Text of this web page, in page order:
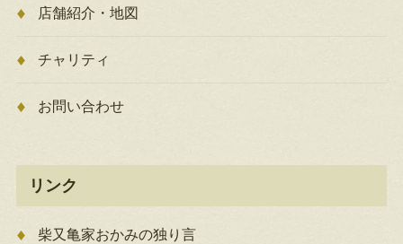
店舗紹介・地図
チャリティ
お問い合わせ
リンク
柴又亀家おかみの独り言